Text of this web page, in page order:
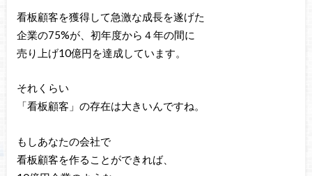
看板顧客を獲得して急激な成長を遂げた
企業の75%が、初年度から４年の間に
売り上げ10億円を達成しています。
それくらい
「看板顧客」の存在は大きいんですね。
もしあなたの会社で
看板顧客を作ることができれば、